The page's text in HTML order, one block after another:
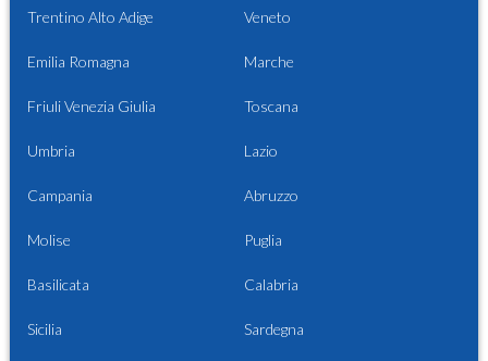
Trentino Alto Adige Veneto
Emilia Romagna Marche
Friuli Venezia Giulia Toscana
Umbria Lazio
Campania Abruzzo
Molise Puglia
Basilicata Calabria
Sicilia Sardegna